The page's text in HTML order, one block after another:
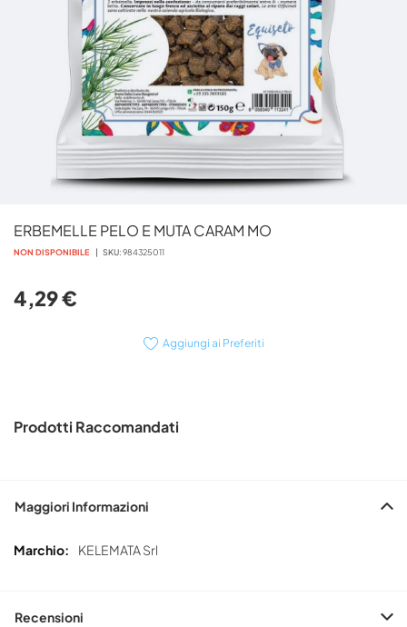
ERBEMELLE PELO E MUTA CARAM MO
NON DISPONIBILE SKU 984325011
4,29 €
Aggiungi ai Preferiti
all'inizio
della
immagini
Prodotti Raccomandati
Maggiori Informazioni
Maggiori
KELEMATA Srl
Recensioni